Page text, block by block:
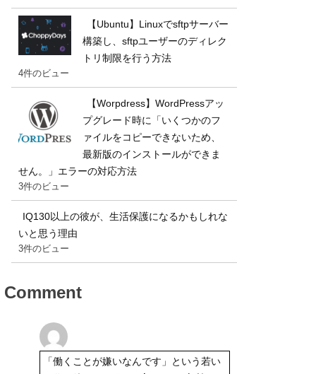
【Ubuntu】Linuxでsftpサーバー
構築し、sftpユーザーのディレク
トリ制限を行う方法
4件のビュー
【Worpdress】WordPressアッ
プグレード時に「いくつかのフ
ァイルをコピーできないため、
最新版のインストールができま
せん。」エラーの対応方法
3件のビュー
IQ130以上の彼が、生活保護になるかもしれな
いと思う理由
3件のビュー
Comment
「働くことが嫌いなんです」という若い